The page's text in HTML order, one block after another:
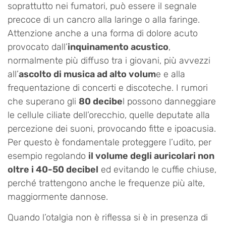
soprattutto nei fumatori, può essere il segnale
precoce di un cancro alla laringe o alla faringe.
Attenzione anche a una forma di dolore acuto
provocato dall’inquinamento acustico,
normalmente più diffuso tra i giovani, più avvezzi
all’ascolto di musica ad alto volume e alla
frequentazione di concerti e discoteche. I rumori
che superano gli 80 decibel possono danneggiare
le cellule ciliate dell’orecchio, quelle deputate alla
percezione dei suoni, provocando fitte e ipoacusia.
Per questo è fondamentale proteggere l’udito, per
esempio regolando il volume degli auricolari non
oltre i 40-50 decibel ed evitando le cuffie chiuse,
perché trattengono anche le frequenze più alte,
maggiormente dannose.
Quando l’otalgia non è riflessa si è in presenza di